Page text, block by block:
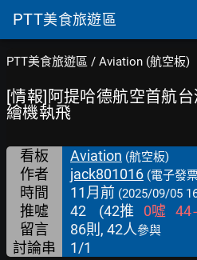
PTT美食旅遊區
PTT美食旅遊區 / Aviation (航空板)
[情報]阿提哈德航空首航
繪機執飛
看板 Aviation (航空板)
作者 jack801016 (電子發
時間 11月前 (2025/09/05
推噓 42 (42推 0噓 44
留言
86則, 42人參與
討論串 1/1